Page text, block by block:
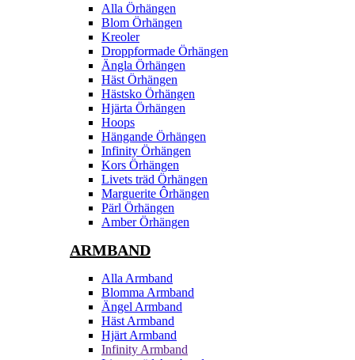
Alla Örhängen
Blom Örhängen
Kreoler
Droppformade Örhängen
Ängla Örhängen
Häst Örhängen
Hästsko Örhängen
Hjärta Örhängen
Hoops
Hängande Örhängen
Infinity Örhängen
Kors Örhängen
Livets träd Örhängen
Marguerite Ôrhängen
Pärl Örhängen
Amber Örhängen
ARMBAND
Alla Armband
Blomma Armband
Ängel Armband
Häst Armband
Hjärt Armband
Infinity Armband